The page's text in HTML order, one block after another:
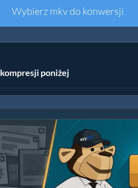
Wybierz mkv do konwersji
poniżej